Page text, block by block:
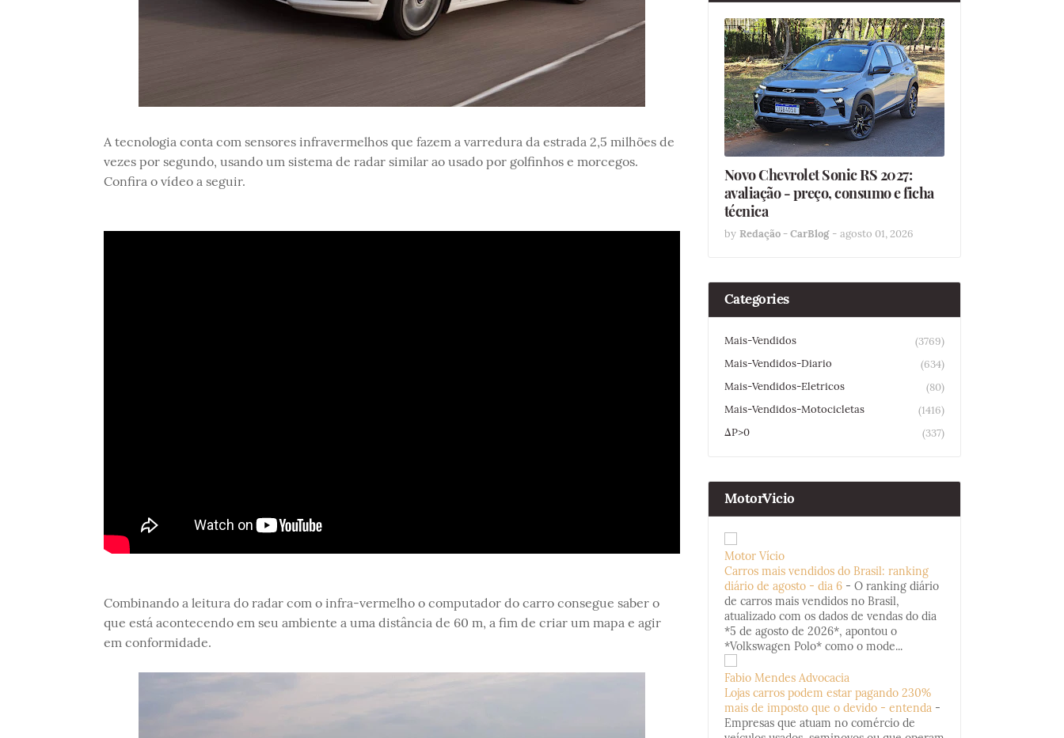
A tecnologia conta com sensores infravermelhos que fazem a varredura da estrada 2,5 milhões de
vezes por segundo, usando um sistema de radar similar ao usado por golfinhos e morcegos.
Confira o vídeo a seguir.
Combinando a leitura do radar com o infra-vermelho o computador do carro consegue saber o
que está acontecendo em seu ambiente a uma distância de 60 m, a fim de criar um mapa e agir
em conformidade.
Novo Chevrolet Sonic RS 2027:
avaliação - preço, consumo e ficha
técnica
by Redação - CarBlog - agosto 01, 2026
Categories
Mais-Vendidos
(3769)
Mais-Vendidos-Diario
(634)
Mais-Vendidos-Eletricos
(80)
Mais-Vendidos-Motocicletas
(1416)
ΔP>0
(337)
MotorVicio
Motor Vício
Carros mais vendidos do Brasil: ranking
diário de agosto - dia 6 - O ranking diário
de carros mais vendidos no Brasil,
atualizado com os dados de vendas do dia
*5 de agosto de 2026*, apontou o
*Volkswagen Polo* como o mode...
Fabio Mendes Advocacia
Lojas carros podem estar pagando 230%
mais de imposto que o devido - entenda -
Empresas que atuam no comércio de